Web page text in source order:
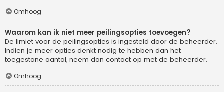
Omhoog
Waarom kan ik niet meer peilingsopties toevoegen?
De limiet voor de peilingsopties is ingesteld door de beheerder.
Indien je meer opties denkt nodig te hebben dan het
toegestane aantal, neem dan contact op met de beheerder.
Omhoog